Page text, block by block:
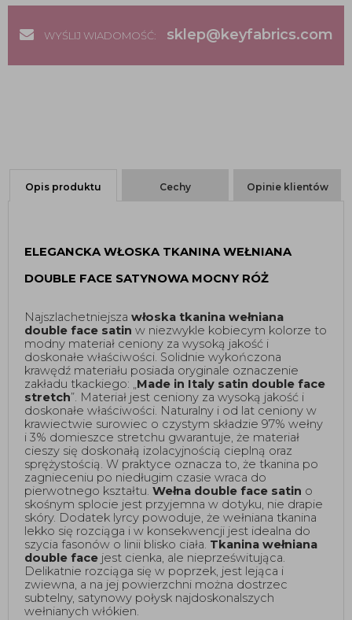
WYŚLIJ WIADOMOŚĆ: sklep@keyfabrics.com
Opis produktu Cechy Opinie klientów
ELEGANCKA WŁOSKA TKANINA WEŁNIANA
DOUBLE FACE SATYNOWA MOCNY RÓŻ
Najszlachetniejsza włoska tkanina wełniana
double face satin w niezwykle kobiecym kolorze to
modny materiał ceniony za wysoką jakość i
doskonałe właściwości. Solidnie wykończona
krawędź materiału posiada oryginale oznaczenie
zakładu tkackiego: „Made in Italy satin double face
stretch”. Materiał jest ceniony za wysoką jakość i
doskonałe właściwości. Naturalny i od lat ceniony w
krawiectwie surowiec o czystym składzie 97% wełny
i 3% domieszce stretchu gwarantuje, że materiał
cieszy się doskonałą izolacyjnością cieplną oraz
sprężystością. W praktyce oznacza to, że tkanina po
zagnieceniu po niedługim czasie wraca do
pierwotnego kształtu. Wełna double face satin o
skośnym splocie jest przyjemna w dotyku, nie drapie
skóry. Dodatek lyrcy powoduje, że wełniana tkanina
lekko się rozciąga i w konsekwencji jest idealna do
szycia fasonów o linii blisko ciała. Tkanina wełniana
double face jest cienka, ale nieprześwitująca.
Delikatnie rozciąga się w poprzek, jest lejąca i
zwiewna, a na jej powierzchni można dostrzec
subtelny, satynowy połysk najdoskonalszych
wełnianych włókien.